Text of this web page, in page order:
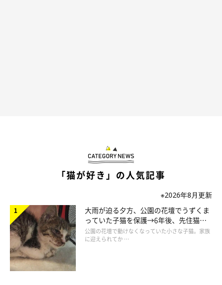
「猫が好き」の人気記事
※2026年8月更新
大雨が迫る夕方、公園の花壇でうずくま
っていた子猫を保護→6年後、先住猫
と“姉妹”のような関係に
公園の花壇で動けなくなっていた小さな子猫。家族
に迎えられてか …